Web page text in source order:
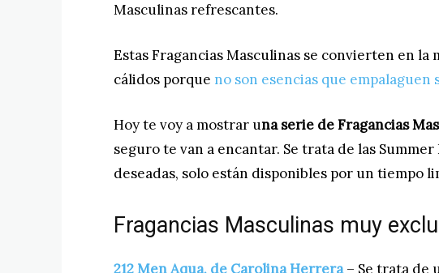
Masculinas refrescantes.
Estas Fragancias Masculinas se convierten en la
cálidos porque no son esencias que empalaguen
Hoy te voy a mostrar una serie de Fragancias
seguro te van a encantar. Se trata de las
deseadas, solo están disponibles por un tiempo
Fragancias Masculinas muy
212 Men Aqua, de Carolina Herrera– Se trata de